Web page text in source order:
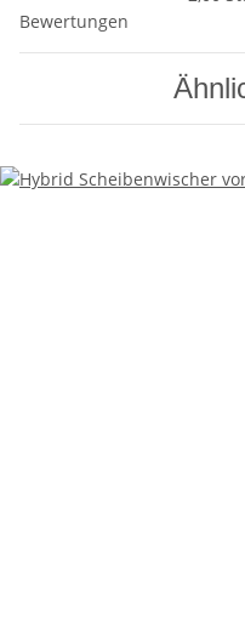
Bewertungen